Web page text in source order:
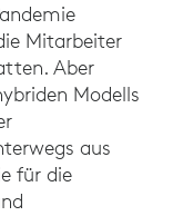
Mitarbeiter
Aber
Modells
aus
für die